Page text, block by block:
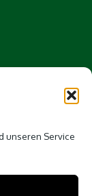
unseren Service